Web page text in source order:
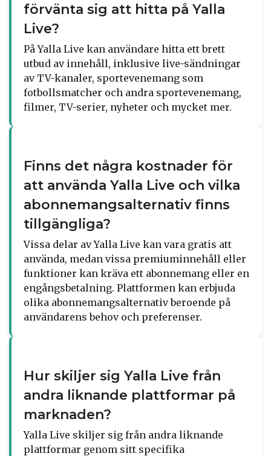
förvänta sig att hitta på Yalla
Live?
På Yalla Live kan användare hitta ett brett
utbud av innehåll, inklusive live-sändningar
av TV-kanaler, sportevenemang som
fotbollsmatcher och andra sportevenemang,
filmer, TV-serier, nyheter och mycket mer.
Finns det några kostnader för
att använda Yalla Live och vilka
abonnemangsalternativ finns
tillgängliga?
Vissa delar av Yalla Live kan vara gratis att
använda, medan vissa premiuminnehåll eller
funktioner kan kräva ett abonnemang eller en
engångsbetalning. Plattformen kan erbjuda
olika abonnemangsalternativ beroende på
användarens behov och preferenser.
Hur skiljer sig Yalla Live från
andra liknande plattformar på
marknaden?
Yalla Live skiljer sig från andra liknande
plattformar genom sitt specifika